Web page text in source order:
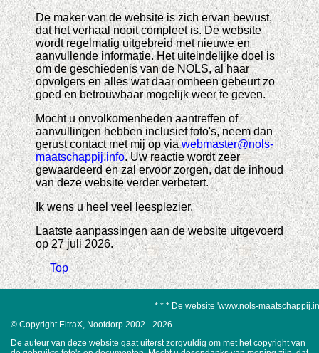
De maker van de website is zich ervan bewust,
dat het verhaal nooit compleet is. De website
wordt regelmatig uitgebreid met nieuwe en
aanvullende informatie. Het uiteindelijke doel is
om de geschiedenis van de NOLS, al haar
opvolgers en alles wat daar omheen gebeurt zo
goed en betrouwbaar mogelijk weer te geven.
Mocht u onvolkomenheden aantreffen of
aanvullingen hebben inclusief foto's, neem dan
gerust contact met mij op viawebmaster@nols-
maatschappij.info. Uw reactie wordt zeer
gewaardeerd en zal ervoor zorgen, dat de inhoud
van deze website verder verbetert.
Ik wens u heel veel leesplezier.
Laatste aanpassingen aan de website uitgevoerd
op 27 juli 2026.
Top
* * * De website 'www.nols-maatschappij.info'
© Copyright EltraX, Nootdorp 2002 - 2026.
De auteur van deze website gaat uiterst zorgvuldig om met het copyright van